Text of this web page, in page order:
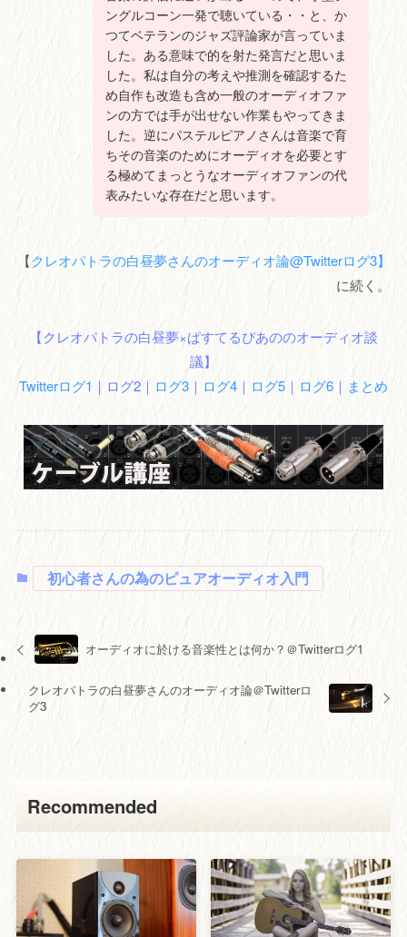
ングルコーン一発で聴いている・・と、か
つてベテランのジャズ評論家が言っていま
した。ある意味で的を射た発言だと思いま
した。私は自分の考えや推測を確認するた
め自作も改造も含め一般のオーディオファ
ンの方では手が出せない作業もやってきま
した。逆にパステルピアノさんは音楽で育
ちその音楽のためにオーディオを必要とす
る極めてまっとうなオーディオファンの代
表みたいな存在だと思います。
【クレオパトラの白昼夢さんのオーディオ論@Twitterログ3】
に続く。
【クレオパトラの白昼夢×ぱすてるぴあののオーディオ談
議】
Twitterログ1 ｜ログ2｜ ログ3 ｜ ログ4 ｜ ログ5 ｜ ログ6 ｜ まとめ
初心者さんの為のピュアオーディオ入門
オーディオに於ける音楽性とは何か？＠Twitterログ1
クレオパトラの白昼夢さんのオーディオ論＠Twitterロ
グ3
Recommended